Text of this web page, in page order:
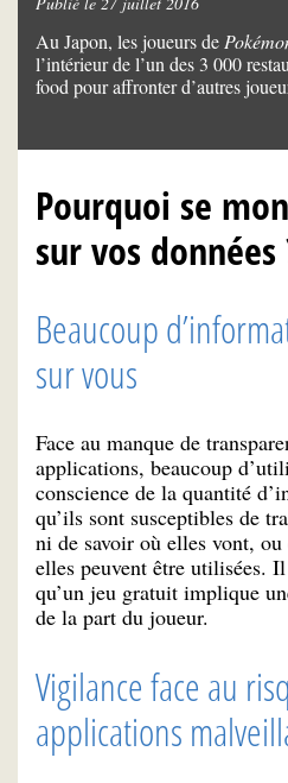
Au Japon, les joueurs de
l’intérieur de l’un des 3 000
food pour affronter d’autres
Pourquoi se
sur vos données
Beaucoup
sur vous
Face au manque de
applications, beaucoup
conscience de la quantité
qu’ils sont susceptibles de
ni de savoir où elles vont,
elles peuvent être utilisées.
qu’un jeu gratuit implique
de la part du joueur.
Vigilance face au
applications